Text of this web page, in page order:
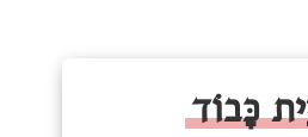
כָּבוֹד